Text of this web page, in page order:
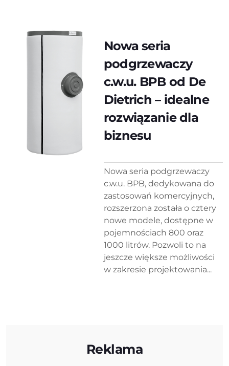
Nowa seria
podgrzewaczy
c.w.u. BPB od De
Dietrich – idealne
rozwiązanie dla
biznesu
Nowa seria podgrzewaczy
c.w.u. BPB, dedykowana do
zastosowań komercyjnych,
rozszerzona została o cztery
nowe modele, dostępne w
pojemnościach 800 oraz
1000 litrów. Pozwoli to na
jeszcze większe możliwości
w zakresie projektowania...
Reklama